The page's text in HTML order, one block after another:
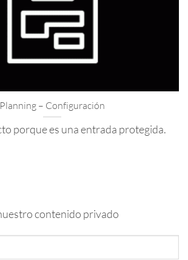
Planning – Configuración
porque es una entrada protegida.
contenido privado